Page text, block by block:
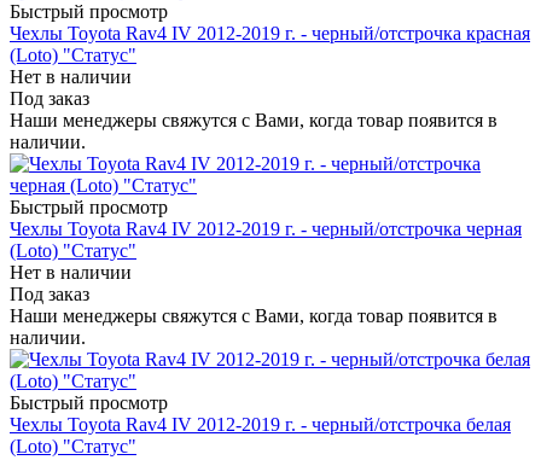
Быстрый просмотр
Чехлы Toyota Rav4 IV 2012-2019 г. - черный/отстрочка красная
(Loto) "Статус"
Нет в наличии
Под заказ
Наши менеджеры свяжутся с Вами, когда товар появится в
наличии.
Быстрый просмотр
Чехлы Toyota Rav4 IV 2012-2019 г. - черный/отстрочка черная
(Loto) "Статус"
Нет в наличии
Под заказ
Наши менеджеры свяжутся с Вами, когда товар появится в
наличии.
Быстрый просмотр
Чехлы Toyota Rav4 IV 2012-2019 г. - черный/отстрочка белая
(Loto) "Статус"